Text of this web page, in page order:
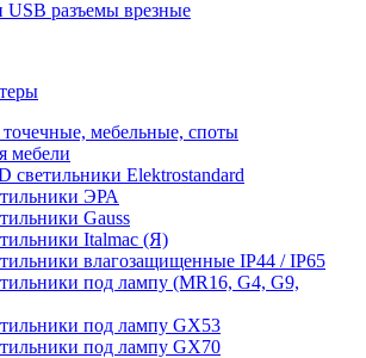
USB разъемы врезные
мебельные, споты
мебели
светильники Elektrostandard
ЭРА
Gauss
Italmac (Я)
влагозащищенные IP44 / IP65
под лампу (MR16, G4, G9,
под лампу GX53
под лампу GX70